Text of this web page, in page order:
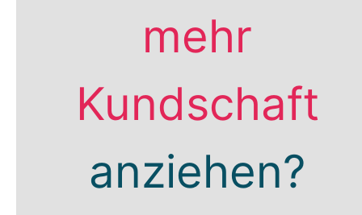
mehr
Kundschaft
anziehen?